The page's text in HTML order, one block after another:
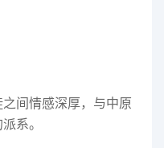
间情感深厚，与中原
系。